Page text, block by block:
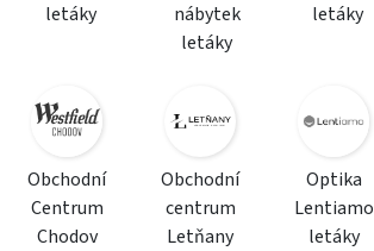
letáky
nábytek
letáky
letáky
Obchodní
Centrum
Chodov
Obchodní
centrum
Letňany
Optika
Lentiamo
letáky